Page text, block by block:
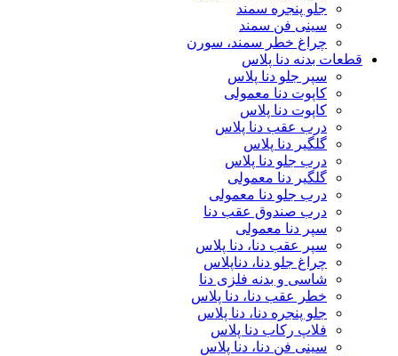
جلو پنجره سمند
سینی فن سمند
چراغ خطر سمند، سورن
قطعات بدنه دنا پلاس
سپر جلو دنا پلاس
کاپوت دنا معمولی
کاپوت دنا پلاس
درب عقب دنا پلاس
گلگیر دنا پلاس
درب جلو دنا پلاس
گلگیر دنا معمولی
درب جلو دنا معمولی
درب صندوق عقب دنا
سپر دنا معمولی
سپر عقب دنا، دنا پلاس
چراغ جلو دنا، دناپلاس
شاسی و بدنه فلزی دنا
خطر عقب دنا، دنا پلاس
جلو پنجره دنا، دنا پلاس
فلاپ رکاب دنا پلاس
سینی فن دنا، دنا پلاس